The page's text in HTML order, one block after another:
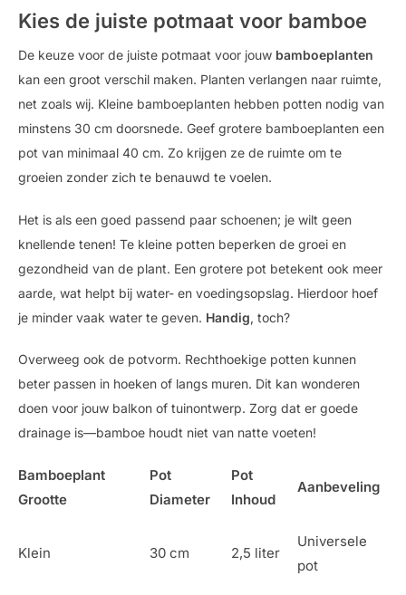
Kies de juiste potmaat voor bamboe
De keuze voor de juiste potmaat voor jouw bamboeplanten
kan een groot verschil maken. Planten verlangen naar ruimte,
net zoals wij. Kleine bamboeplanten hebben potten nodig van
minstens 30 cm doorsnede. Geef grotere bamboeplanten een
pot van minimaal 40 cm. Zo krijgen ze de ruimte om te
groeien zonder zich te benauwd te voelen.
Het is als een goed passend paar schoenen; je wilt geen
knellende tenen! Te kleine potten beperken de groei en
gezondheid van de plant. Een grotere pot betekent ook meer
aarde, wat helpt bij water- en voedingsopslag. Hierdoor hoef
je minder vaak water te geven. Handig, toch?
Overweeg ook de potvorm. Rechthoekige potten kunnen
beter passen in hoeken of langs muren. Dit kan wonderen
doen voor jouw balkon of tuinontwerp. Zorg dat er goede
drainage is—bamboe houdt niet van natte voeten!
Bamboeplant
Grootte
Pot
Diameter
Pot
Inhoud
Aanbeveling
Klein 30 cm 2,5 liter
Universele
pot